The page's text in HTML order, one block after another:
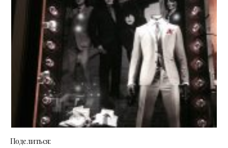
Поделиться: